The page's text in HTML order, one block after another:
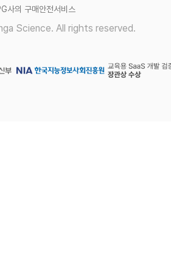
사의 구매안전서비스
Science. All rights reserved.